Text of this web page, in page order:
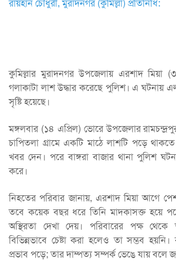
রায়হান চৌধুরী, মুরাদনগর (কুমিল্লা) প্রতিনিধি:
কুমিল্লার মুরাদনগর উপজেলায় এরশাদ মিয়া
গলাকাটা লাশ উদ্ধার করেছে পুলিশ। এ ঘটনায়
সৃষ্টি হয়েছে।
মঙ্গলবার (১৪ এপ্রিল) ভোরে উপজেলার
চাপিতলা গ্রামে একটি মাঠে লাশটি পড়ে থাকতে
খবর দেন। পরে বাঙ্গরা বাজার থানা পুলিশ
করে।
নিহতের পরিবার জানায়, এরশাদ মিয়া আগে
তবে কয়েক বছর ধরে তিনি মাদকাসক্ত হয়ে
অস্থিরতা দেখা দেয়। পরিবারের পক্ষ
বিভিন্নভাবে চেষ্টা করা হলেও তা সম্ভব
প্রভাব পড়ে; তার দাম্পত্য সম্পর্ক ভেঙে যায় বলে